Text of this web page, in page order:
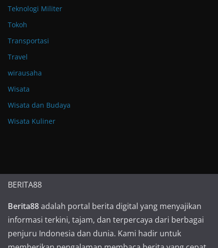
Teknologi Militer
Tokoh
Transportasi
Travel
wirausaha
Wisata
Wisata dan Budaya
Wisata Kuliner
BERITA88
Berita88adalah portal berita digital yang menyajikan
informasi terkini, tajam, dan terpercaya dari berbagai
penjuru Indonesia dan dunia. Kami hadir untuk